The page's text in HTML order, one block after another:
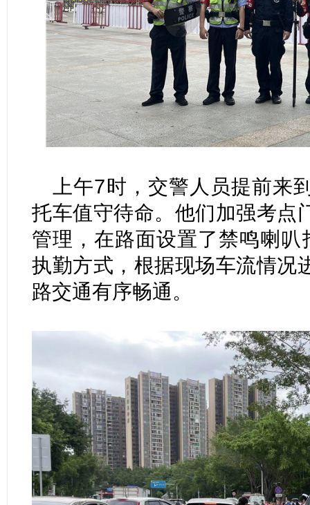
上午7时，交警人员提前来
托车值守待命。他们加强考点
管理，在路面设置了禁鸣喇
执勤方式，根据现场车流情况
路交通有序畅通。